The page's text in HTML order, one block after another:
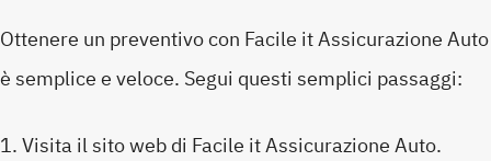
Ottenere un preventivo con Facile it Assicurazione Auto
è semplice e veloce. Segui questi semplici passaggi:
Visita il sito web di Facile it Assicurazione Auto.